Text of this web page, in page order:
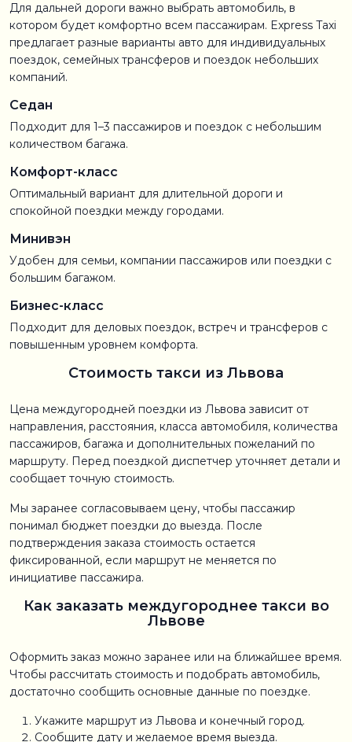
Для дальней дороги важно выбрать автомобиль, в
котором будет комфортно всем пассажирам. Express Taxi
предлагает разные варианты авто для индивидуальных
поездок, семейных трансферов и поездок небольших
компаний.
Седан
Подходит для 1–3 пассажиров и поездок с небольшим
количеством багажа.
Комфорт-класс
Оптимальный вариант для длительной дороги и
спокойной поездки между городами.
Минивэн
Удобен для семьи, компании пассажиров или поездки с
большим багажом.
Бизнес-класс
Подходит для деловых поездок, встреч и трансферов с
повышенным уровнем комфорта.
Стоимость такси из Львова
Цена междугородней поездки из Львова зависит от
направления, расстояния, класса автомобиля, количества
пассажиров, багажа и дополнительных пожеланий по
маршруту. Перед поездкой диспетчер уточняет детали и
сообщает точную стоимость.
Мы заранее согласовываем цену, чтобы пассажир
понимал бюджет поездки до выезда. После
подтверждения заказа стоимость остается
фиксированной, если маршрут не меняется по
инициативе пассажира.
Как заказать междугороднее такси во
Львове
Оформить заказ можно заранее или на ближайшее время.
Чтобы рассчитать стоимость и подобрать автомобиль,
достаточно сообщить основные данные по поездке.
Укажите маршрут из Львова и конечный город.
Сообщите дату и желаемое время выезда.